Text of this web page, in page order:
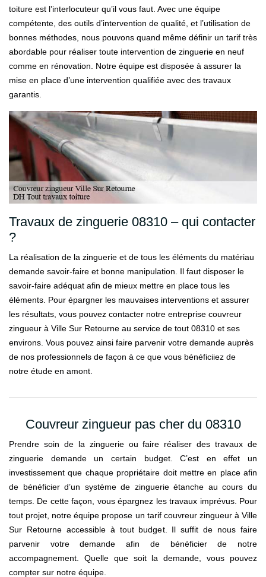
toiture est l’interlocuteur qu’il vous faut. Avec une équipe
compétente, des outils d’intervention de qualité, et l’utilisation de
bonnes méthodes, nous pouvons quand même définir un tarif très
abordable pour réaliser toute intervention de zinguerie en neuf
comme en rénovation. Notre équipe est disposée à assurer la
mise en place d’une intervention qualifiée avec des travaux
garantis.
Travaux de zinguerie 08310 – qui contacter
?
La réalisation de la zinguerie et de tous les éléments du matériau
demande savoir-faire et bonne manipulation. Il faut disposer le
savoir-faire adéquat afin de mieux mettre en place tous les
éléments. Pour épargner les mauvaises interventions et assurer
les résultats, vous pouvez contacter notre entreprise couvreur
zingueur à Ville Sur Retourne au service de tout 08310 et ses
environs. Vous pouvez ainsi faire parvenir votre demande auprès
de nos professionnels de façon à ce que vous bénéficiiez de
notre étude en amont.
Couvreur zingueur pas cher du 08310
Prendre soin de la zinguerie ou faire réaliser des travaux de
zinguerie demande un certain budget. C’est en effet un
investissement que chaque propriétaire doit mettre en place afin
de bénéficier d’un système de zinguerie étanche au cours du
temps. De cette façon, vous épargnez les travaux imprévus. Pour
tout projet, notre équipe propose un tarif couvreur zingueur à Ville
Sur Retourne accessible à tout budget. Il suffit de nous faire
parvenir votre demande afin de bénéficier de notre
accompagnement. Quelle que soit la demande, vous pouvez
compter sur notre équipe.